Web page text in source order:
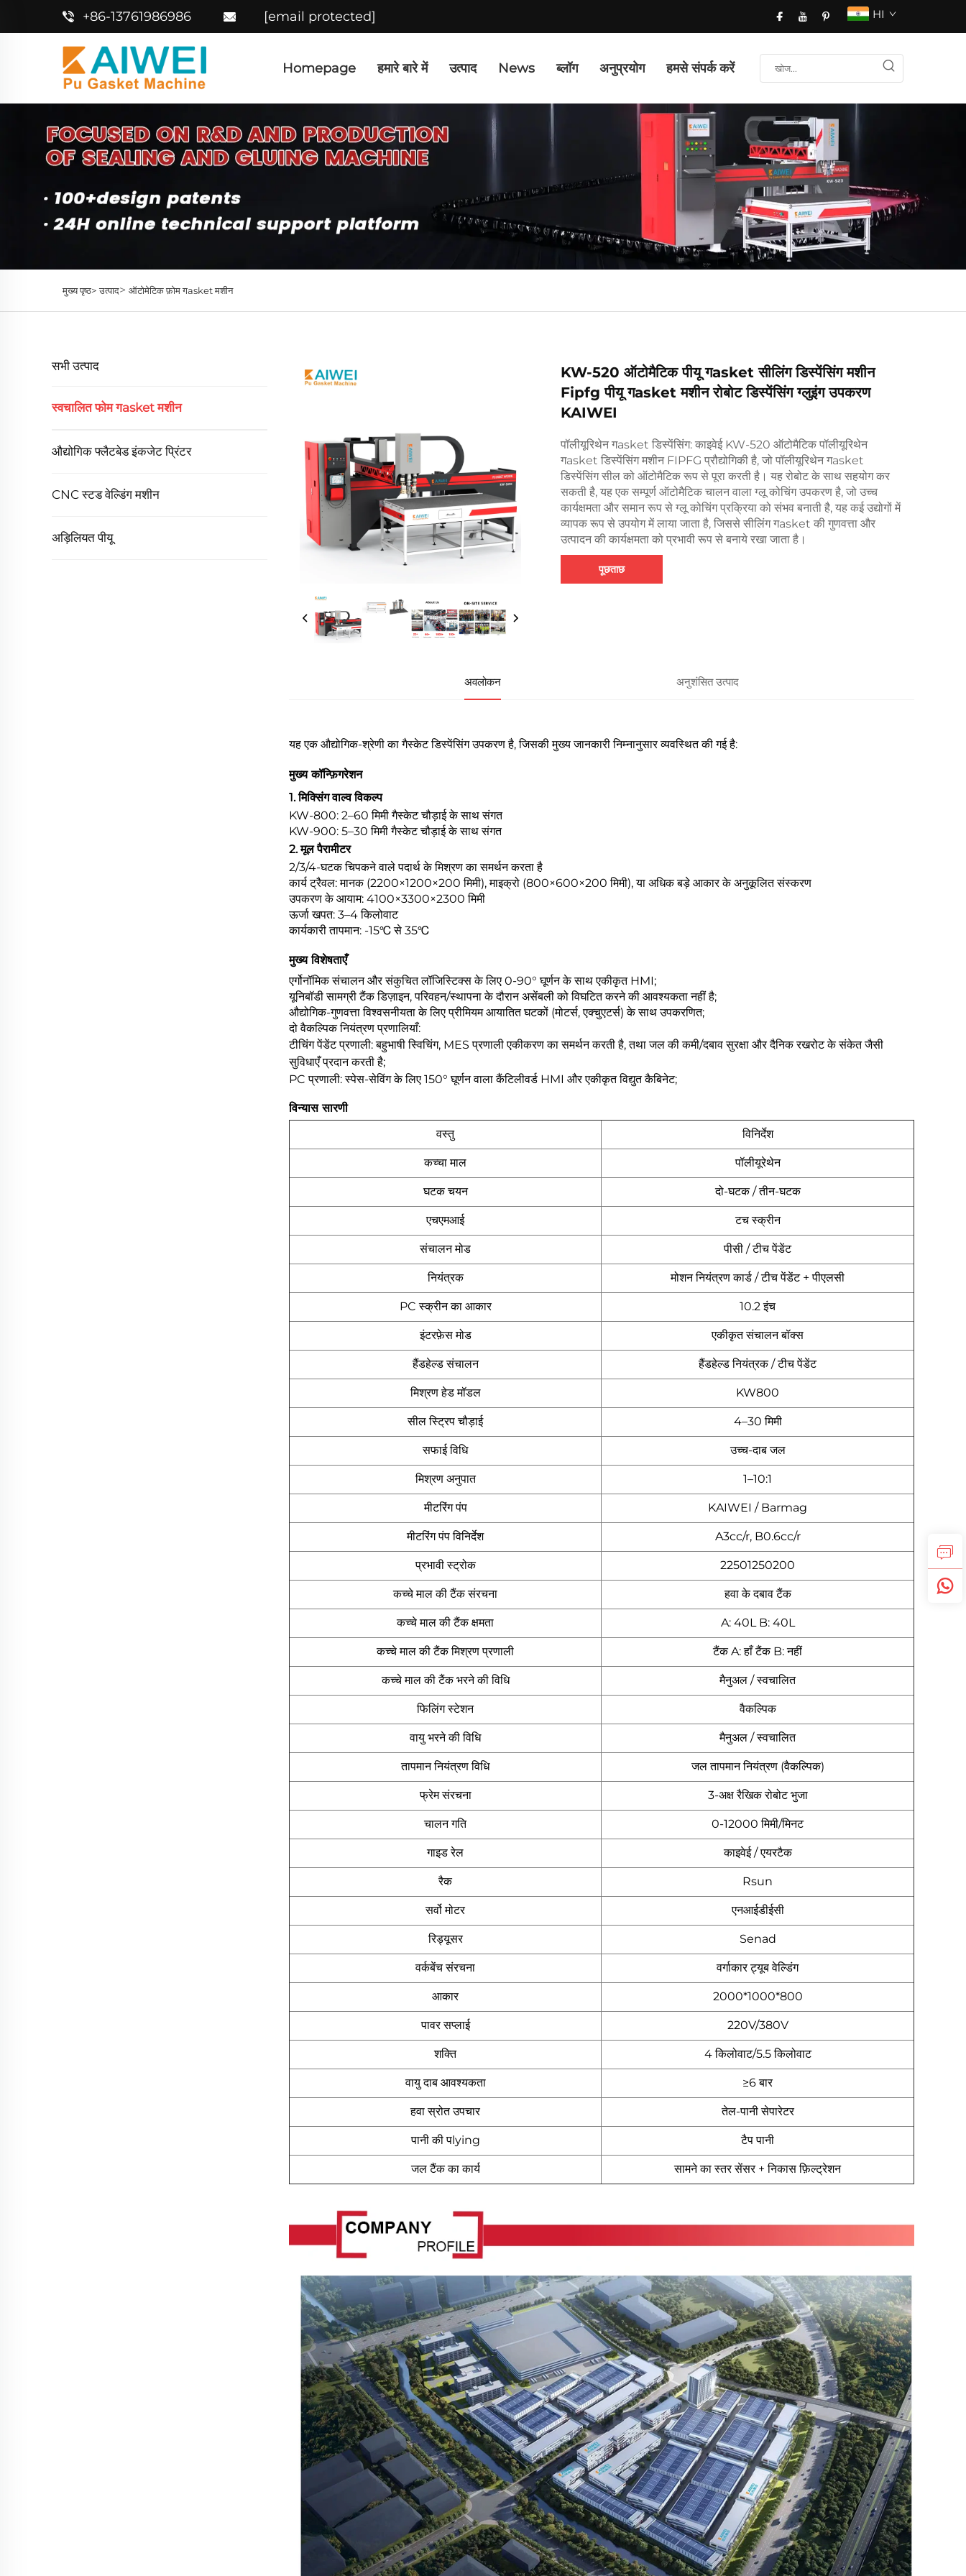
+86-13761986986 [email protected] HI
Homepage हमारे बारे में उत्पाद News ब्लॉग अनुप्रयोग हमसे संपर्क करें
मुख्य पृष्ठ> उत्पाद> ऑटोमेटिक फ़ोम गasket मशीन
सभी उत्पाद
स्वचालित फोम गasket मशीन
औद्योगिक फ्लैटबेड इंकजेट प्रिंटर
CNC स्टड वेल्डिंग मशीन
अड़िलियत पीयू
KW-520 ऑटोमैटिक पीयू गasket सीलिंग डिस्पेंसिंग मशीन
Fipfg पीयू गasket मशीन रोबोट डिस्पेंसिंग ग्लुइंग उपकरण
KAIWEI
पॉलीयूरिथेन गasket डिस्पेंसिंग: काइवेई KW-520 ऑटोमैटिक पॉलीयूरिथेन
गasket डिस्पेंसिंग मशीन FIPFG प्रौद्योगिकी है, जो पॉलीयूरिथेन गasket
डिस्पेंसिंग सील को ऑटोमैटिक रूप से पूरा करती है। यह रोबोट के साथ सहयोग कर
सकती है, यह एक सम्पूर्ण ऑटोमैटिक चालन वाला ग्लू कोचिंग उपकरण है, जो उच्च
कार्यक्षमता और समान रूप से ग्लू कोचिंग प्रक्रिया को संभव बनाती है, यह कई उद्योगों में
व्यापक रूप से उपयोग में लाया जाता है, जिससे सीलिंग गasket की गुणवत्ता और
उत्पादन की कार्यक्षमता को प्रभावी रूप से बनाये रखा जाता है।
पूछताछ
अवलोकन अनुशंसित उत्पाद
यह एक औद्योगिक-श्रेणी का गैस्केट डिस्पेंसिंग उपकरण है, जिसकी मुख्य जानकारी निम्नानुसार व्यवस्थित की गई है:
मुख्य कॉन्फ़िगरेशन
1. मिक्सिंग वाल्व विकल्प
KW-800: 2–60 मिमी गैस्केट चौड़ाई के साथ संगत
KW-900: 5–30 मिमी गैस्केट चौड़ाई के साथ संगत
2. मूल पैरामीटर
2/3/4-घटक चिपकने वाले पदार्थ के मिश्रण का समर्थन करता है
कार्य ट्रैवल: मानक (2200×1200×200 मिमी), माइक्रो (800×600×200 मिमी), या अधिक बड़े आकार के अनुकूलित संस्करण
उपकरण के आयाम: 4100×3300×2300 मिमी
ऊर्जा खपत: 3–4 किलोवाट
कार्यकारी तापमान: -15℃ से 35℃
मुख्य विशेषताएँ
एर्गोनॉमिक संचालन और संकुचित लॉजिस्टिक्स के लिए 0-90° घूर्णन के साथ एकीकृत HMI;
यूनिबॉडी सामग्री टैंक डिज़ाइन, परिवहन/स्थापना के दौरान असेंबली को विघटित करने की आवश्यकता नहीं है;
औद्योगिक-गुणवत्ता विश्वसनीयता के लिए प्रीमियम आयातित घटकों (मोटर्स, एक्चुएटर्स) के साथ उपकरणित;
दो वैकल्पिक नियंत्रण प्रणालियाँ:
टीचिंग पेंडेंट प्रणाली: बहुभाषी स्विचिंग, MES प्रणाली एकीकरण का समर्थन करती है, तथा जल की कमी/दबाव सुरक्षा और दैनिक रखरोट के संकेत जैसी
सुविधाएँ प्रदान करती है;
PC प्रणाली: स्पेस-सेविंग के लिए 150° घूर्णन वाला कैंटिलीवर्ड HMI और एकीकृत विद्युत कैबिनेट;
विन्यास सारणी
वस्तु
विनिर्देश
कच्चा माल पॉलीयूरेथेन
घटक चयन दो-घटक / तीन-घटक
एचएमआई टच स्क्रीन
संचालन मोड पीसी / टीच पेंडेंट
नियंत्रक मोशन नियंत्रण कार्ड / टीच पेंडेंट + पीएलसी
PC स्क्रीन का आकार 10.2 इंच
इंटरफ़ेस मोड एकीकृत संचालन बॉक्स
हैंडहेल्ड संचालन हैंडहेल्ड नियंत्रक / टीच पेंडेंट
मिश्रण हेड मॉडल KW800
सील स्ट्रिप चौड़ाई 4–30 मिमी
सफाई विधि उच्च-दाब जल
मिश्रण अनुपात 1–10:1
मीटरिंग पंप KAIWEI / Barmag
मीटरिंग पंप विनिर्देश A3cc/r, B0.6cc/r
प्रभावी स्ट्रोक 22501250200
कच्चे माल की टैंक संरचना हवा के दबाव टैंक
कच्चे माल की टैंक क्षमता A: 40L B: 40L
कच्चे माल की टैंक मिश्रण प्रणाली टैंक A: हाँ टैंक B: नहीं
कच्चे माल की टैंक भरने की विधि मैनुअल / स्वचालित
फिलिंग स्टेशन वैकल्पिक
वायु भरने की विधि मैनुअल / स्वचालित
तापमान नियंत्रण विधि जल तापमान नियंत्रण (वैकल्पिक)
फ्रेम संरचना 3-अक्ष रैखिक रोबोट भुजा
चालन गति 0-12000 मिमी/मिनट
गाइड रेल काइवेई / एयरटैक
रैक Rsun
सर्वो मोटर एनआईडीईसी
रिड्यूसर Senad
वर्कबेंच संरचना वर्गाकार ट्यूब वेल्डिंग
आकार 2000*1000*800
पावर सप्लाई 220V/380V
शक्ति 4 किलोवाट/5.5 किलोवाट
वायु दाब आवश्यकता ≥6 बार
हवा स्रोत उपचार तेल-पानी सेपारेटर
पानी की पlying टैप पानी
जल टैंक का कार्य सामने का स्तर सेंसर + निकास फ़िल्ट्रेशन